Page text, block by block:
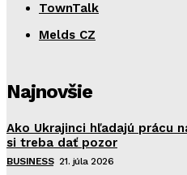
TownTalk
Melds CZ
Najnovšie
Ako Ukrajinci hľadajú prácu
si treba dať pozor
BUSINESS 21. júla 2026